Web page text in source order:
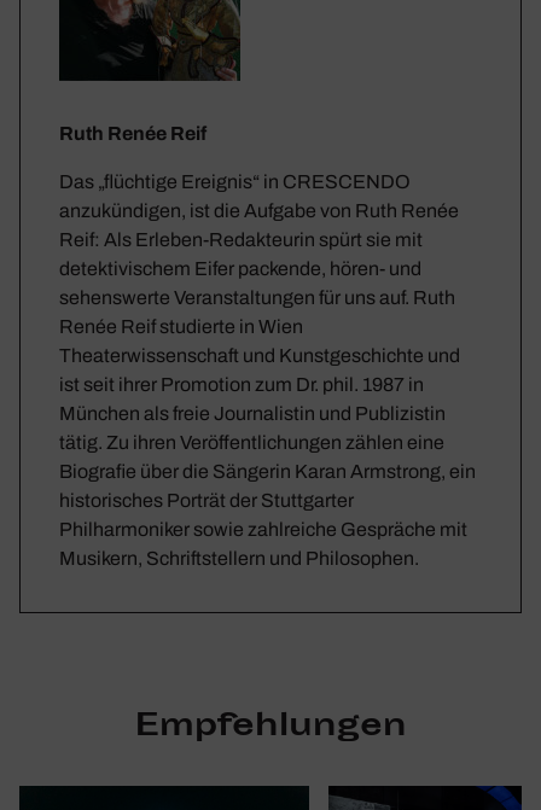
Ruth Renée Reif
Das „flüchtige Ereignis“ in CRESCENDO
anzukündigen, ist die Aufgabe von Ruth Renée
Reif: Als Erleben-Redakteurin spürt sie mit
detektivischem Eifer packende, hören- und
sehenswerte Veranstaltungen für uns auf. Ruth
Renée Reif studierte in Wien
Theaterwissenschaft und Kunstgeschichte und
ist seit ihrer Promotion zum Dr. phil. 1987 in
München als freie Journalistin und Publizistin
tätig. Zu ihren Veröffentlichungen zählen eine
Biografie über die Sängerin Karan Armstrong, ein
historisches Porträt der Stuttgarter
Philharmoniker sowie zahlreiche Gespräche mit
Musikern, Schriftstellern und Philosophen.
Empfehlungen